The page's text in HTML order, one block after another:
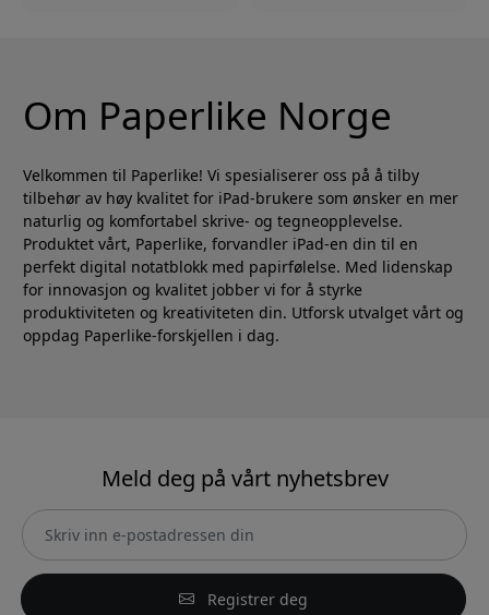
Om Paperlike Norge
Velkommen til Paperlike! Vi spesialiserer oss på å tilby
tilbehør av høy kvalitet for iPad-brukere som ønsker en mer
naturlig og komfortabel skrive- og tegneopplevelse.
Produktet vårt, Paperlike, forvandler iPad-en din til en
perfekt digital notatblokk med papirfølelse. Med lidenskap
for innovasjon og kvalitet jobber vi for å styrke
produktiviteten og kreativiteten din. Utforsk utvalget vårt og
oppdag Paperlike-forskjellen i dag.
Meld deg på vårt nyhetsbrev
Registrer deg